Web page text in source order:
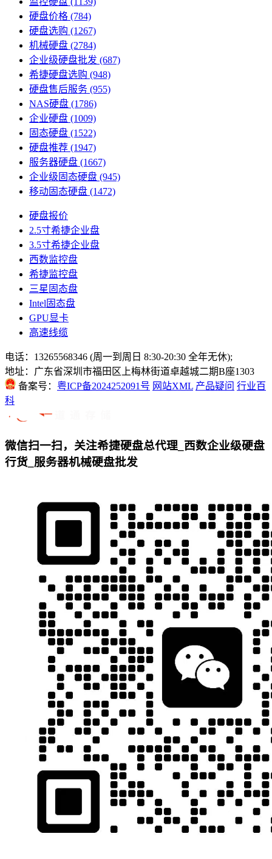
硬盘价格 (784)
硬盘选购 (1267)
机械硬盘 (2784)
企业级硬盘批发 (687)
希捷硬盘选购 (948)
硬盘售后服务 (955)
NAS硬盘 (1786)
企业硬盘 (1009)
固态硬盘 (1522)
硬盘推荐 (1947)
服务器硬盘 (1667)
企业级固态硬盘 (945)
移动固态硬盘 (1472)
硬盘报价
2.5寸希捷企业盘
3.5寸希捷企业盘
西数监控盘
希捷监控盘
三星固态盘
Intel固态盘
GPU显卡
高速线缆
电话：13265568346 (周一到周日 8:30-20:30 全年无休);
地址：广东省深圳市福田区上梅林街道卓越城二期B座1303
备案号： 粤ICP备2024252091号 网站XML 产品疑问 行业百
科
微信扫一扫，关注希捷硬盘总代理_西数企业级硬盘
行货_服务器机械硬盘批发